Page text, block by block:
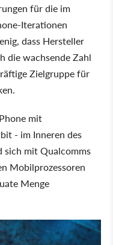
für die im
Iterationen
dass Hersteller
die wachsende Zahl
Zielgruppe für
mit
- im Inneren des
sich mit Qualcomms
Mobilprozessoren
Menge